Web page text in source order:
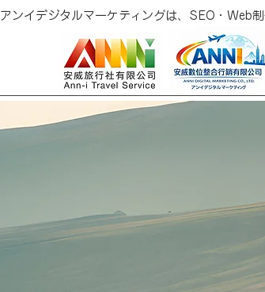
アンイデジタルマーケティングは、SEO・Web